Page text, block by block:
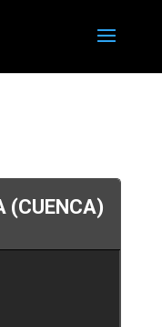
(CUENCA)